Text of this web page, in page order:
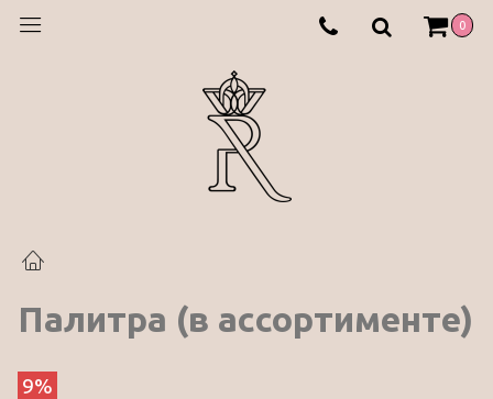
0
Палитра (в ассортименте)
9%